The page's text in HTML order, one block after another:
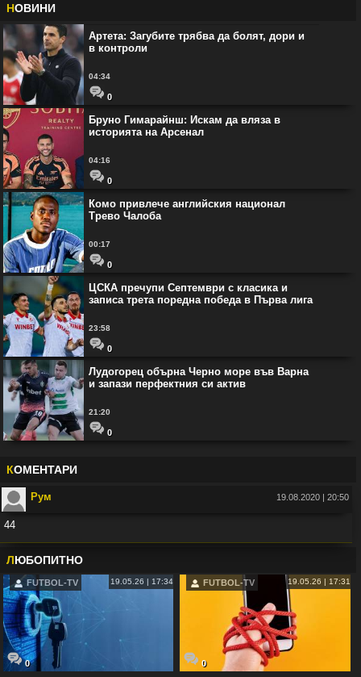
НОВИНИ
Артета: Загубите трябва да болят, дори и
в контроли
04:34
0
Бруно Гимарайнш: Искам да вляза в
историята на Арсенал
04:16
0
Комо привлече английския национал
Трево Чалоба
00:17
0
ЦСКА пречупи Септември с класика и
записа трета поредна победа в Първа лига
23:58
0
Лудогорец обърна Черно море във Варна
и запази перфектния си актив
21:20
0
КОМЕНТАРИ
Рум 19.08.2020 | 20:50
44
Във: Рио Фърдинанд: Джуд Белингам ще спечели Златната топка
ЛЮБОПИТНО
FUTBOL-TV 19.05.26 | 17:34
0
FUTBOL-TV 19.05.26 | 17:31
0